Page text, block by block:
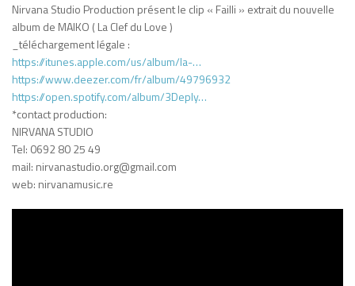
Nirvana Studio Production présent le clip « Failli » extrait du nouvelle
album de MAIKO ( La Clef du Love )
_téléchargement légale :
https://itunes.apple.com/us/album/la-…
https://www.deezer.com/fr/album/49796932
https://open.spotify.com/album/3DepIy…
*contact production:
NIRVANA STUDIO
Tel: 0692 80 25 49
mail: nirvanastudio.org@gmail.com
web: nirvanamusic.re